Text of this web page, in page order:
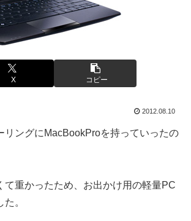
X コピー
2012.08.10
リングにMacBookProを持っていったの
て重かったため、お出かけ用の軽量PC
。